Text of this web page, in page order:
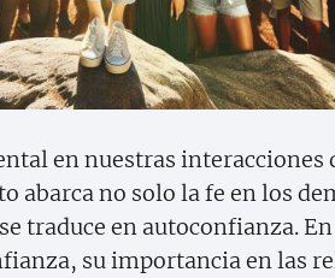
en nuestras interacciones
abarca no solo la fe en los
traduce en autoconfianza.
su importancia en las